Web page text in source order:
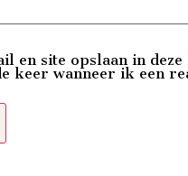
en site opslaan in
keer wanneer ik een